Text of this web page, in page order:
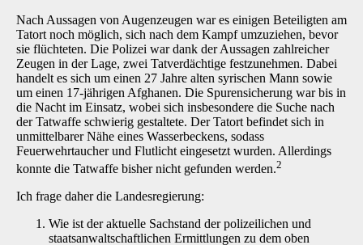
Nach Aussagen von Augenzeugen war es einigen Beteiligten am
Tatort noch möglich, sich nach dem Kampf umzuziehen, bevor
sie flüchteten. Die Polizei war dank der Aussagen zahlreicher
Zeugen in der Lage, zwei Tatverdächtige festzunehmen. Dabei
handelt es sich um einen 27 Jahre alten syrischen Mann sowie
um einen 17-jährigen Afghanen. Die Spurensicherung war bis in
die Nacht im Einsatz, wobei sich insbesondere die Suche nach
der Tatwaffe schwierig gestaltete. Der Tatort befindet sich in
unmittelbarer Nähe eines Wasserbeckens, sodass
Feuerwehrtaucher und Flutlicht eingesetzt wurden. Allerdings
konnte die Tatwaffe bisher nicht gefunden werden.2
Ich frage daher die Landesregierung:
Wie ist der aktuelle Sachstand der polizeilichen und
staatsanwaltschaftlichen Ermittlungen zu dem oben